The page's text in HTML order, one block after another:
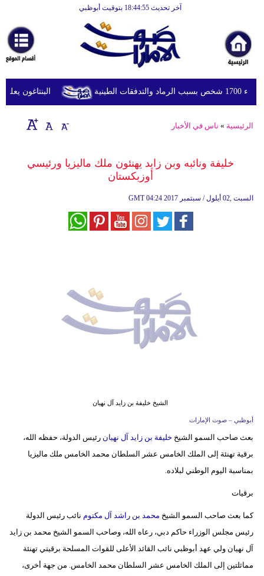
آخر تحديث 18:44:55 بتوقيت أبوظبي
أخبارعاجلة
رياضة
ثقافة
إقتصاد
وموسيقى
إسلامية
مدوَّنات
أبراج
البنتاغون يعلن
الرئيسية » ناس في الأخبار
خليفة ونائبه وبن زايد يهنئون ملك ماليزيا ورئيسي
أوزبكستان
GMT 04:24 2017 السبت ,02 أيلول / سبتمبر
الشيخ خليفة بن زايد آل نهيان
أبوظبي – صوت الإمارات
بعث صاحب السمو الشيخ خليفة بن زايد آل نهيان رئيس الدولة، حفظه الله،
برقية تهنئة إلى الملك الخامس عشر السلطان محمد الخامس ملك ماليزيا
بمناسبة اليوم الوطني لبلاده.
برقيات
كما بعث صاحب السمو الشيخ محمد بن راشد آل مكتوم نائب رئيس الدولة
رئيس مجلس الوزراء حاكم دبي، رعاه الله، وصاحب السمو الشيخ محمد بن زايد
آل نهيان ولي عهد أبوظبي نائب القائد الأعلى للقوات المسلحة برقيتي تهنئة
مماثلتين إلى الملك الخامس عشر السلطان محمد الخامس. من جهة أخرى،